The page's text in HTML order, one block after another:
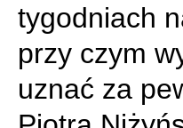
tygodniach
przy czym
uznać za